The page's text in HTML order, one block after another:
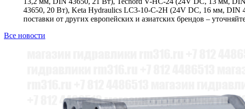
43650, 20 Вт), Keta Hydraulics LC3-10-C-2H (24V DC, 16 мм, DIN
поставки от других европейских и азиатских брендов –
Все новости